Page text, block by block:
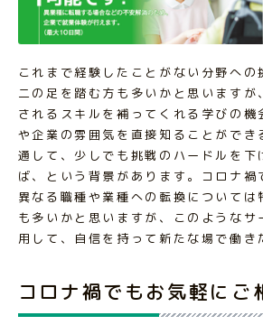
これまで経験したことがない分野への
二の足を踏む方も多いかと思いますが
されるスキルを補ってくれる学びの機
や企業の雰囲気を直接知ることができ
通して、少しでも挑戦のハードルを下
ば、という背景があります。コロナ禍
異なる職種や業種への転換については
も多いかと思いますが、このようなサ
用して、自信を持って新たな場で働き
コロナ禍でもお気軽にご